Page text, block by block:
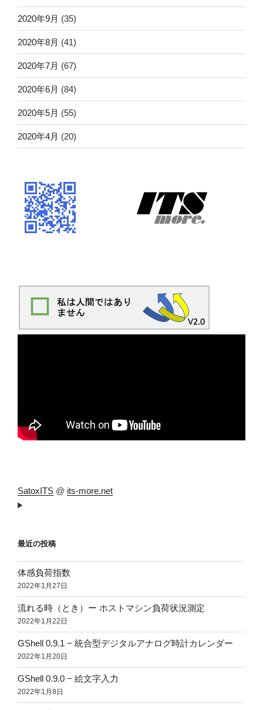
2020年9月 (35)
2020年8月 (41)
2020年7月 (67)
2020年6月 (84)
2020年5月 (55)
2020年4月 (20)
SatoxITS @ its-more.net
最近の投稿
体感負荷指数
2022年1月27日
流れる時（とき）ー ホストマシン負荷状況測定
2022年1月22日
GShell 0.9.1 − 統合型デジタルアナログ時計カレンダー
2022年1月20日
GShell 0.9.0 − 絵文字入力
2022年1月8日